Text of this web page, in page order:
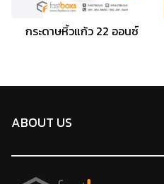
กระดาษหิ้วแก้ว 22 ออนซ์
ABOUT US